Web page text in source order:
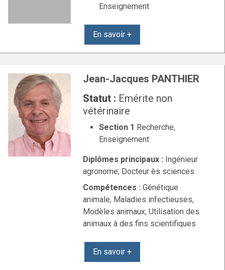
Enseignement
En savoir +
Jean-Jacques PANTHIER
Statut : Emérite non
vétérinaire
Section 1 Recherche,
Enseignement
Diplômes principaux : Ingénieur
agronome; Docteur ès sciences
Compétences :
animale, Maladies infectieuses,
Modèles animaux, Utilisation des
animaux à des fins scientifiques
En savoir +